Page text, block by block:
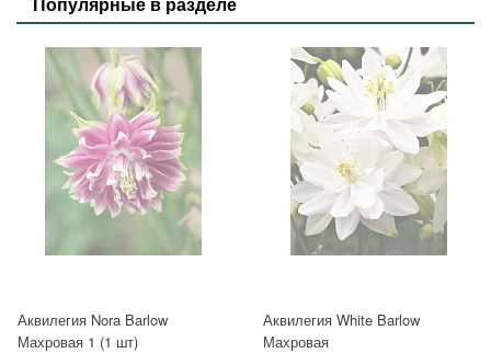
Аквилегия Nora Barlow
Махровая 1 (1 шт)
Аквилегия White Barlow
Махровая